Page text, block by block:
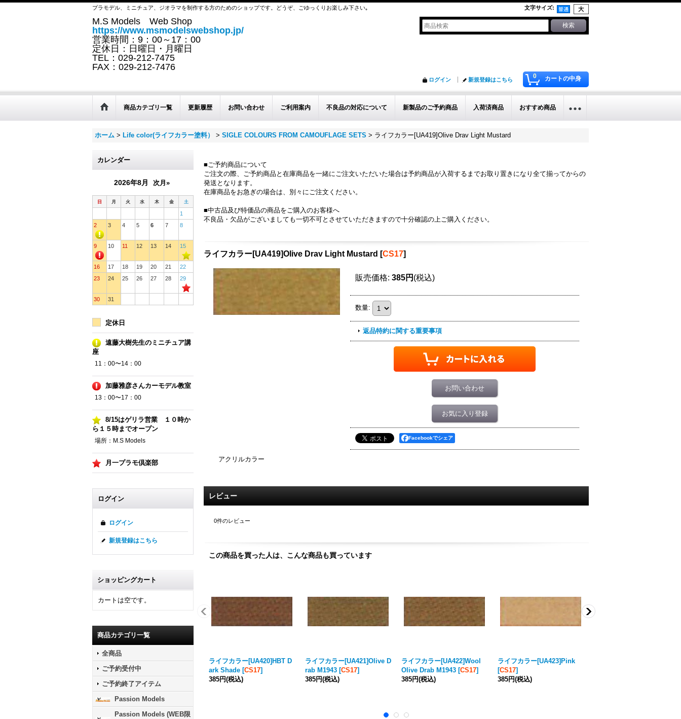
プラモデル、ミニチュア、ジオラマを制作する方のためのショップです。どうぞ、ごゆっくりお楽しみ下さい｡ 文字サイズ:
M.S Models Web Shop
https://www.msmodelswebshop.jp/
営業時間：9：00～17：00
定休日：日曜日・月曜日
TEL：029-212-7475
FAX：029-212-7476
0 カートの中身
ログイン 新規登録はこちら
商品カテゴリ一覧 更新履歴 お問い合わせ ご利用案内 不良品の対応について 新製品のご予約商品 入荷済商品 おすすめ商品
ホーム > Life color(ライフカラー塗料） > SIGLE COLOURS FROM CAMOUFLAGE SETS > ライフカラー[UA419]Olive Drav Light Mustard
カレンダー
2026年8月 次月»
日 月 火 水 木 金 土
1
2
3 4 5 6 7 8
9 10 11 12 13 14 15
16 17 18 19 20 21
22
23
24 25 26 27 28 29
30 31
定休日
遠藤大樹先生のミニチュア講
座
11：00〜14：00
加藤雅彦さんカーモデル教室
13：00〜17：00
8/15はゲリラ営業 １０時か
ら１５時までオープン
場所：M.S Models
月一プラモ倶楽部
ログイン
ログイン
新規登録はこちら
ショッピングカート
カートは空です。
商品カテゴリ一覧
全商品
ご予約受付中
ご予約終了アイテム
Passion Models
Passion Models (WEB限
■ご予約商品について
ご注文の際、ご予約商品と在庫商品を一緒にご注文いただいた場合は予約商品が入荷するまでお取り置きになり全て揃ってからの
発送となります。
在庫商品をお急ぎの場合は、別々にご注文ください。
■中古品及び特価品の商品をご購入のお客様へ
不良品・欠品がございましても一切不可とさせていただきますので十分確認の上ご購入ください。
ライフカラー[UA419]Olive Drav Light Mustard [CS17]
販売価格: 385円 (税込)
数量:
返品特約に関する重要事項
お問い合わせ
お気に入り登録
Facebookでシェア
アクリルカラー
レビュー
0件のレビュー
この商品を買った人は、こんな商品も買っています
ライフカラー[UA420]HBT D
ark Shade [CS17]
385円(税込)
ライフカラー[UA421]Olive D
rab M1943 [CS17]
385円(税込)
ライフカラー[UA422]Wool
Olive Drab M1943 [CS17]
385円(税込)
ライフカラー[UA423]Pink
[CS17]
385円(税込)